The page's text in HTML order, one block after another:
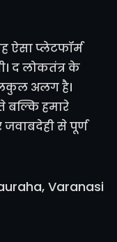
प्लेटफॉर्म
द लोकतंत्र के
अलग है।
बल्कि हमारे
से पूर्ण
Varanasi